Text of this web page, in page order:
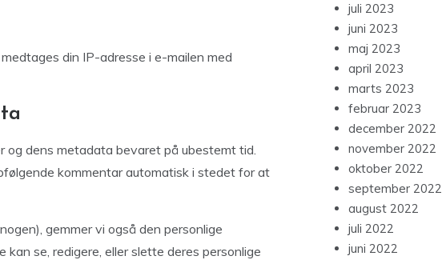
din IP-adresse i e-mailen med
og dens metadata bevaret på ubestemt tid.
kommentar automatisk i stedet for at
gemmer vi også den personlige
se, redigere, eller slette deres personlige
juli 2023
juni 2023
maj 2023
april 2023
marts 2023
februar 2023
december 2022
november 2022
oktober 2022
september 2022
august 2022
juli 2022
juni 2022